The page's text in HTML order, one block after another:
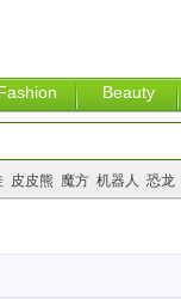
Beauty
皮皮熊 魔方 机器人 恐龙